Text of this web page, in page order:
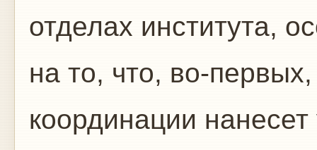
отделах института,
на то, что, во-
координации